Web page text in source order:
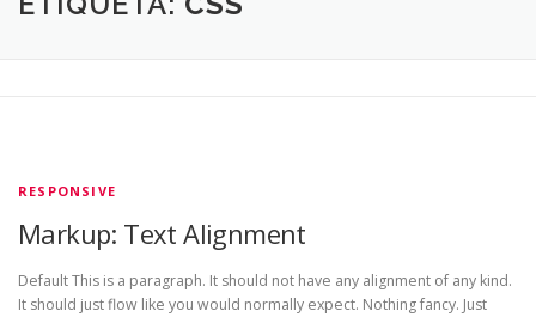
RESPONSIVE
Markup: Text Alignment
Default This is a paragraph. It should not have any alignment of any kind.
It should just flow like you would normally expect. Nothing fancy. Just